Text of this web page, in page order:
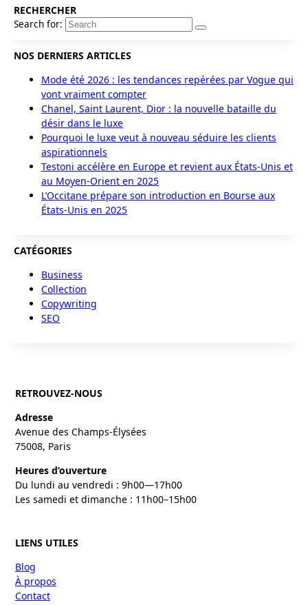
RECHERCHER
Search for:
NOS DERNIERS ARTICLES
Mode été 2026 : les tendances repérées par Vogue qui
vont vraiment compter
Chanel, Saint Laurent, Dior : la nouvelle bataille du
désir dans le luxe
Pourquoi le luxe veut à nouveau séduire les clients
aspirationnels
Testoni accélère en Europe et revient aux États-Unis et
au Moyen-Orient en 2025
L’Occitane prépare son introduction en Bourse aux
États-Unis en 2025
CATÉGORIES
Business
Collection
Copywriting
SEO
RETROUVEZ-NOUS
Adresse
Avenue des Champs-Élysées
75008, Paris
Heures d’ouverture
Du lundi au vendredi : 9h00—17h00
Les samedi et dimanche : 11h00–15h00
LIENS UTILES
Blog
À propos
Contact